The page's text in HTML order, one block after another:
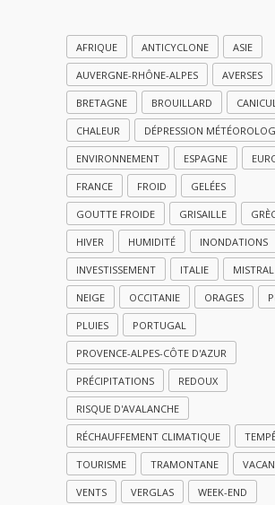
AFRIQUE ANTICYCLONE ASIE
AUVERGNE-RHÔNE-ALPES AVERSES
BRETAGNE BROUILLARD
CHALEUR DÉPRESSION
ENVIRONNEMENT ESPAGNE
FRANCE FROID GELÉES
GOUTTE FROIDE GRISAILLE
HIVER HUMIDITÉ INONDATIONS
INVESTISSEMENT ITALIE MISTRAL
NEIGE OCCITANIE ORAGES
PLUIES PORTUGAL
PROVENCE-ALPES-CÔTE D'AZUR
PRÉCIPITATIONS REDOUX
RISQUE D'AVALANCHE
RÉCHAUFFEMENT CLIMATIQUE
TOURISME TRAMONTANE
VENTS VERGLAS WEEK-END